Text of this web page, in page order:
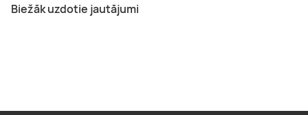
Biežāk uzdotie jautājumi